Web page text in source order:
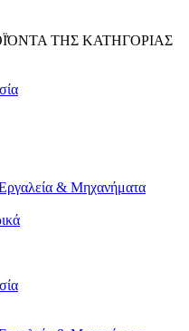
ΤΗΣ ΚΑΤΗΓΟΡΙΑΣ
& Μηχανήματα